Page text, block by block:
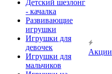
Детский шезлонг
- качалка
Развивающие
игрушки
Игрушки для
девочек
Игрушки для
мальчиков
Акции